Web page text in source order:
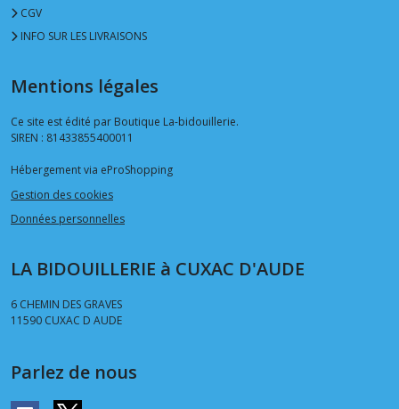
CGV
INFO SUR LES LIVRAISONS
Mentions légales
Ce site est édité par Boutique La-bidouillerie.
SIREN : 81433855400011
Hébergement via eProShopping
Gestion des cookies
Données personnelles
LA BIDOUILLERIE à CUXAC D'AUDE
6 CHEMIN DES GRAVES
11590 CUXAC D AUDE
Parlez de nous